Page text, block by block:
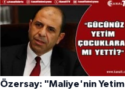
Özersay: "Maliye'nin Yetim